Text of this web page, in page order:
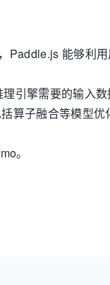
能够利
引擎需要的输入数
子融合等模型优
。